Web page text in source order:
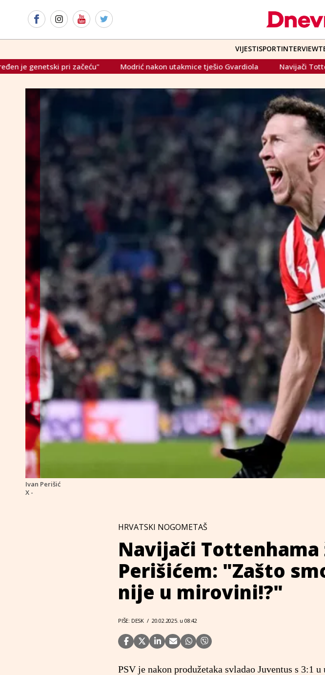
VIJESTISPORTINTERVIEW
nakon utakmice tješio Gvardiola Navijači Tottenhama žale za Perišićem: "Zašto
Ivan Perišić
X -
HRVATSKI NOGOMETAŠ
Navijači Tottenhama
Perišićem: "Zašto
nije u mirovini!?"
PIŠE: DESK / 20.02.2025. u 08:42
PSV je nakon produžetaka svladao Juventus s 3:1